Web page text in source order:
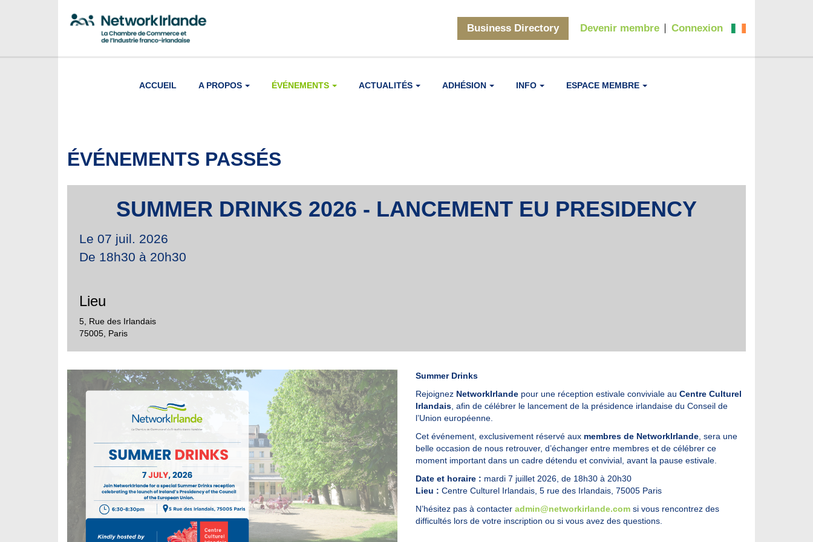
Business Directory Devenir membre Connexion
ACCUEIL A PROPOS ÉVÉNEMENTS ACTUALITÉS ADHÉSION INFO ESPACE MEMBRE
ÉVÉNEMENTS PASSÉS
SUMMER DRINKS 2026 - LANCEMENT EU PRESIDENCY
Le 07 juil. 2026
De 18h30 à 20h30
Lieu
5, Rue des Irlandais
75005 Paris
Summer Drinks
Rejoignez NetworkIrlande pour une réception estivale conviviale au Centre Culturel
Irlandais , afin de célébrer le lancement de la présidence irlandaise du Conseil de
l’Union européenne.
Cet événement, exclusivement réservé aux membres de NetworkIrlande , sera une
belle occasion de nous retrouver, d’échanger entre membres et de célébrer ce
moment important dans un cadre détendu et convivial, avant la pause estivale.
Date et horaire : mardi 7 juillet 2026, de 18h30 à 20h30
Lieu : Centre Culturel Irlandais, 5 rue des Irlandais, 75005 Paris
N’hésitez pas à contacter admin@networkirlande.com si vous rencontrez des
difficultés lors de votre inscription ou si vous avez des questions.